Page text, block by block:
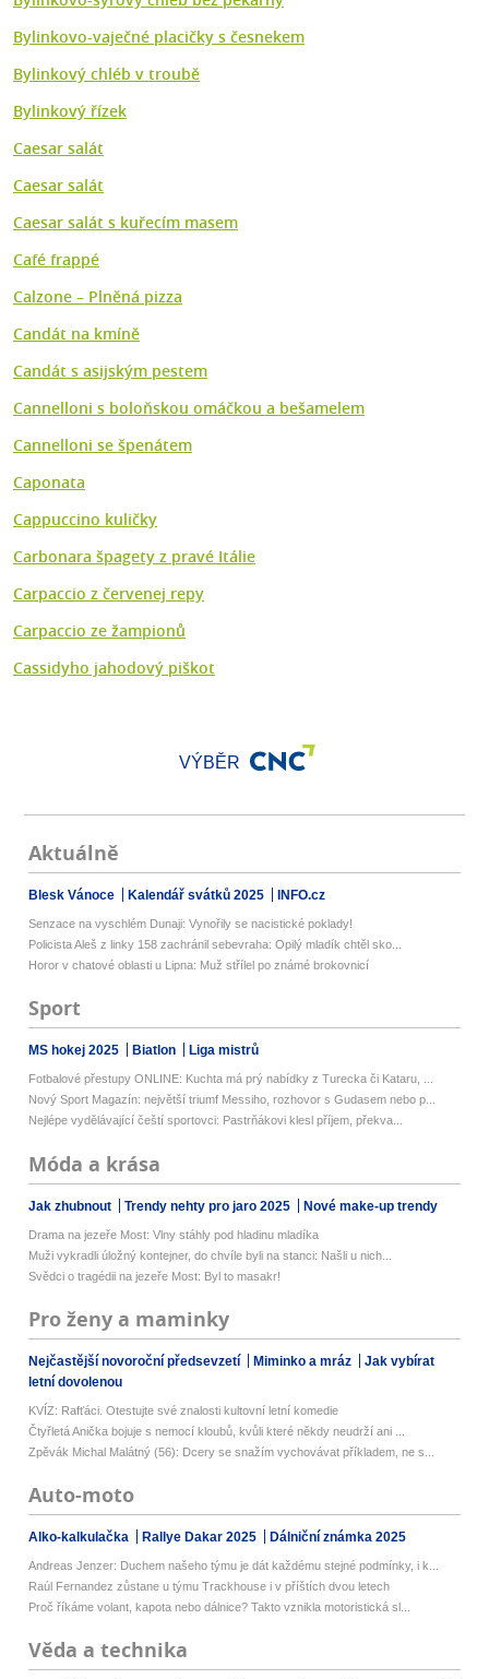
Bylinkovo-vaječné placičky s česnekem
Bylinkový chléb v troubě
Bylinkový řízek
Caesar salát
Caesar salát
Caesar salát s kuřecím masem
Café frappé
Calzone – Plněná pizza
Candát na kmíně
Candát s asijským pestem
Cannelloni s boloňskou omáčkou a bešamelem
Cannelloni se špenátem
Caponata
Cappuccino kuličky
Carbonara špagety z pravé Itálie
Carpaccio z červenej repy
Carpaccio ze žampionů
Cassidyho jahodový piškot
VÝBĚR
Aktuálně
Blesk Vánoce Kalendář svátků 2025 INFO.cz
Senzace na vyschlém Dunaji: Vynořily se nacistické poklady!
Policista Aleš z linky 158 zachránil sebevraha: Opilý mladík chtěl sko...
Horor v chatové oblasti u Lipna: Muž střílel po známé brokovnicí
Sport
MS hokej 2025 Biatlon Liga mistrů
Fotbalové přestupy ONLINE: Kuchta má prý nabídky z Turecka či Kataru, ...
Nový Sport Magazín: největší triumf Messiho, rozhovor s Gudasem nebo p...
Nejlépe vydělávající čeští sportovci: Pastrňákovi klesl příjem, překva...
Móda a krása
Jak zhubnout Trendy nehty pro jaro 2025 Nové make-up trendy
Drama na jezeře Most: Vlny stáhly pod hladinu mladíka
Muži vykradli úložný kontejner, do chvíle byli na stanci: Našli u nich...
Svědci o tragédii na jezeře Most: Byl to masakr!
Pro ženy a maminky
Nejčastější novoroční předsevzetí Miminko a mráz
Jak vybírat
letní dovolenou
KVÍZ: Rafťáci. Otestujte své znalosti kultovní letní komedie
Čtyřletá Anička bojuje s nemocí kloubů, kvůli které někdy neudrží ani ...
Zpěvák Michal Malátný (56): Dcery se snažím vychovávat příkladem, ne s...
Auto-moto
Alko-kalkulačka Rallye Dakar 2025 Dálniční známka 2025
Andreas Jenzer: Duchem našeho týmu je dát každému stejné podmínky, i k...
Raúl Fernandez zůstane u týmu Trackhouse i v příštích dvou letech
Proč říkáme volant, kapota nebo dálnice? Takto vznikla motoristická sl...
Věda a technika